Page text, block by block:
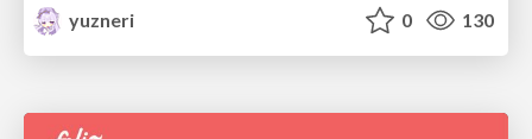
yuzneri 0 130